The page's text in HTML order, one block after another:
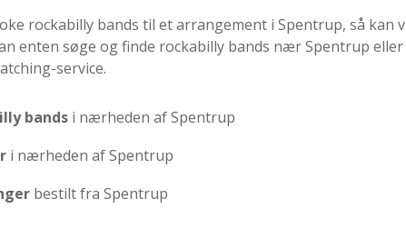
rockabilly bands til et arrangement i Spentrup, så kan
enten søge og finde rockabilly bands nær Spentrup eller
service.
bands i nærheden af Spentrup
i nærheden af Spentrup
bestilt fra Spentrup